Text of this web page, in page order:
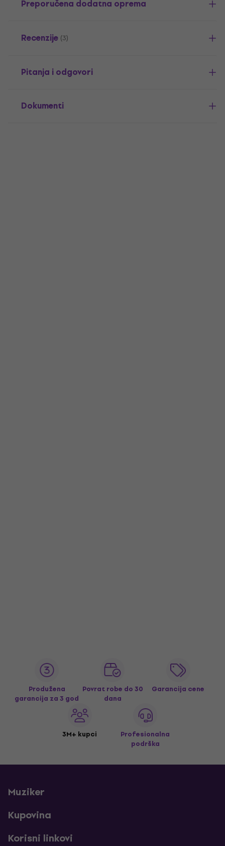
Preporučena dodatna oprema
Recenzije (3)
Pitanja i odgovori
Dokumenti
Produžena
garancija za 3 god
Povrat robe do 30
dana
Garancija cene
3M+ kupci
Profesionalna
podrška
Muziker
Kupovina
Korisni linkovi